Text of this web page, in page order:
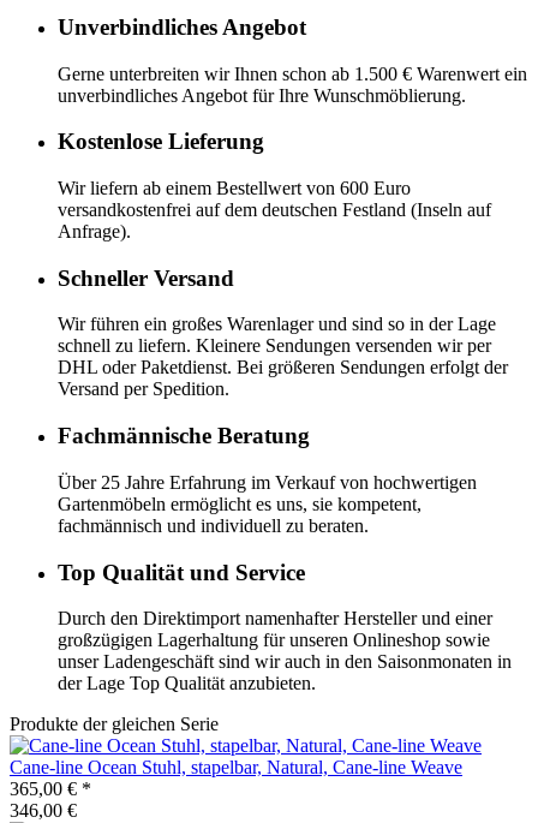
Unverbindliches Angebot
Gerne unterbreiten wir Ihnen schon ab 1.500 € Warenwert ein
unverbindliches Angebot für Ihre Wunschmöblierung.
Kostenlose Lieferung
Wir liefern ab einem Bestellwert von 600 Euro
versandkostenfrei auf dem deutschen Festland (Inseln auf
Anfrage).
Schneller Versand
Wir führen ein großes Warenlager und sind so in der Lage
schnell zu liefern. Kleinere Sendungen versenden wir per
DHL oder Paketdienst. Bei größeren Sendungen erfolgt der
Versand per Spedition.
Fachmännische Beratung
Über 25 Jahre Erfahrung im Verkauf von hochwertigen
Gartenmöbeln ermöglicht es uns, sie kompetent,
fachmännisch und individuell zu beraten.
Top Qualität und Service
Durch den Direktimport namenhafter Hersteller und einer
großzügigen Lagerhaltung für unseren Onlineshop sowie
unser Ladengeschäft sind wir auch in den Saisonmonaten in
der Lage Top Qualität anzubieten.
Produkte der gleichen Serie
Cane-line Ocean Stuhl, stapelbar, Natural, Cane-line Weave
365,00 € *
346,00 €